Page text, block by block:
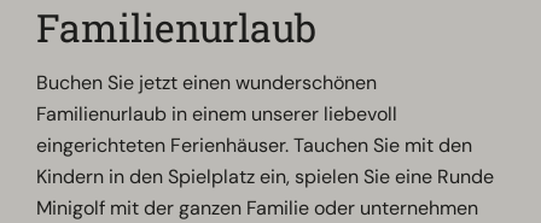
Familienurlaub
Buchen Sie jetzt einen wunderschönen
Familienurlaub in einem unserer liebevoll
eingerichteten Ferienhäuser. Tauchen Sie mit den
Kindern in den Spielplatz ein, spielen Sie eine Runde
Minigolf mit der ganzen Familie oder unternehmen